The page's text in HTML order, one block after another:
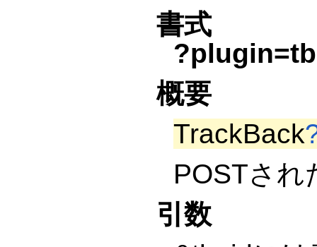
書式
?plugin=tb
概要
TrackBack
POSTされ
引数